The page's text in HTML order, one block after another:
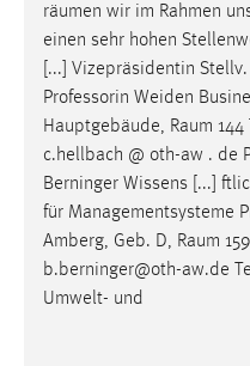
räumen wir im Rahmen
einen sehr hohen
[...] Vizepräsidentin
Professorin Weiden
Hauptgebäude, Raum
c.hellbach @ oth-aw . de
Berninger Wissens [...]
für Managementsysteme
Amberg, Geb. D, Raum
b.berninger@oth-aw.de
Umwelt- und
Für performante
gespeichert, ob man
Sprachpräferenz
Name:
site-language-
Zweck:
Das Cookie speichert
Cookie Laufzeit: